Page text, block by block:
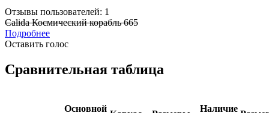
Отзывы пользователей: 1
Calida Космический корабль 665
Подробнее
Оставить голос
Сравнительная таблица
Основной
Наличие